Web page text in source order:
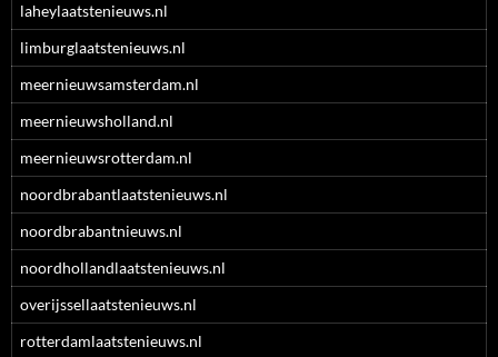
laheylaatstenieuws.nl
limburglaatstenieuws.nl
meernieuwsamsterdam.nl
meernieuwsholland.nl
meernieuwsrotterdam.nl
noordbrabantlaatstenieuws.nl
noordbrabantnieuws.nl
noordhollandlaatstenieuws.nl
overijssellaatstenieuws.nl
rotterdamlaatstenieuws.nl